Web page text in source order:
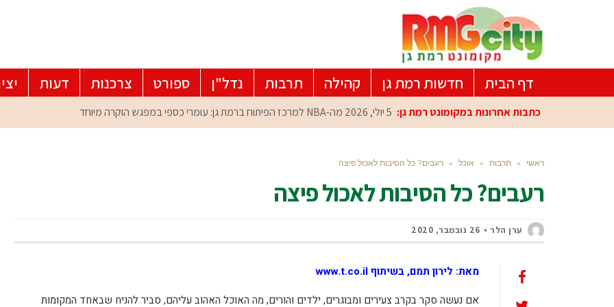
דף הבית חדשות רמת גן קהילה תרבות נדל"ן ספורט צרכנות דעות
כתבות אחרונות במקומונט רמת גן: 5 יולי, 2026 מה-NBA למרכז הפיתוח ברמת גן: עומרי כספי במפגש הוקרה מיוחד
ראשי » תרבות » אוכל » רעבים? כל הסיבות לאכול פיצה
רעבים? כל הסיבות לאכול פיצה
ערן הלר 26 נובמבר, 2020
מאת: לירון תמם, בשיתוף www.t.co.il
אם נעשה סקר בקרב צעירים ומבוגרים, ילדים והורים, מה האוכל האהוב עליהם, סביר להניח שבאחד המקומות